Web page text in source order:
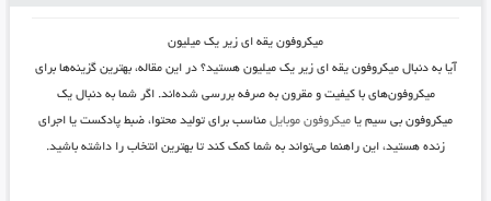
میکروفون یقه ای زیر یک میلیون
آیا به دنبالمیکروفون یقه ای زیر یک میلیون هستید؟ در این مقاله، بهترین گزینه‌ها برای
میکروفون‌های با کیفیت و مقرون به صرفه بررسی شده‌اند. اگر شما به دنبال یک
میکروفون بی سیمیا میکروفون موبایلمناسب برای تولید محتوا، ضبط پادکست یا اجرای
زنده هستید، این راهنما می‌تواند به شما کمک کند تا بهترین انتخاب را داشته باشید.